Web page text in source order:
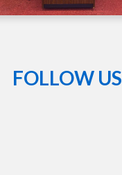
FOLLOW US